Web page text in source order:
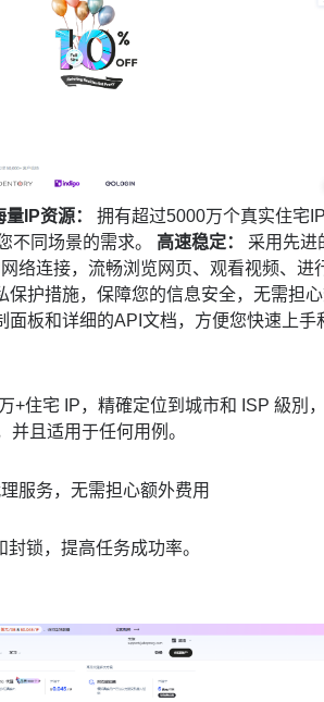
量IP资源：
拥有超过5000万个真实住宅
不同场景的需求。 高速稳定：
采用先进
络连接，流畅浏览网页、观看视频、进
保护措施，保障您的信息安全，无需担
面板和详细的API文档，方便您快速上手
+住宅 IP，精確定位到城市和 ISP 級別
且适用于任何用例。
服务，无需担心额外费用
锁，提高任务成功率。